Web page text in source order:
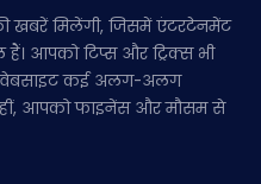
खबरें मिलेंगी, जिसमें एंटरटेनमेंट
आपको टिप्स और ट्रिक्स भी
वेबसाइट कई अलग-अलग
आपको फाइनेंस और मौसम से